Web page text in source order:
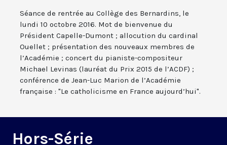
Séance de rentrée au Collège des Bernardins, le
lundi 10 octobre 2016. Mot de bienvenue du
Président Capelle-Dumont ; allocution du cardinal
Ouellet ; présentation des nouveaux membres de
l’Académie ; concert du pianiste-compositeur
Michael Levinas (lauréat du Prix 2015 de l’ACDF) ;
conférence de Jean-Luc Marion de l’Académie
française : "Le catholicisme en France aujourd’hui".
Hors-Série